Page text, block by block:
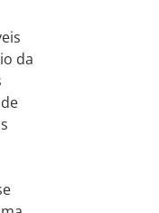
da